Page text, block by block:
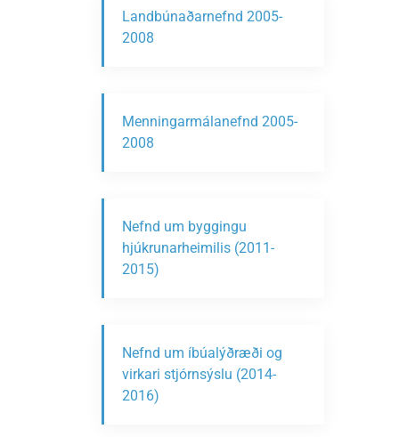
Landbúnaðarnefnd 2005-
2008
Menningarmálanefnd 2005-
2008
Nefnd um byggingu
hjúkrunarheimilis (2011-
2015)
Nefnd um íbúalýðræði og
virkari stjórnsýslu (2014-
2016)